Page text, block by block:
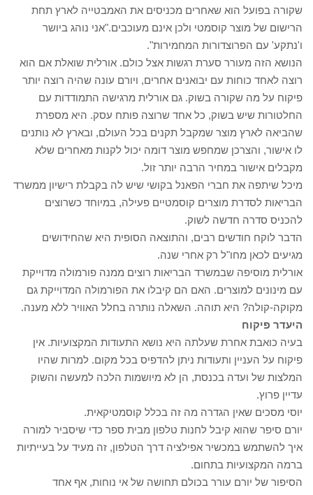
שקורה בפועל הוא שאחרים מכניסים את האמבטייה לארץ תחת
הרישום של מוצר קוסמטי ולכן אינם מעוכבים."אני נוהג ביושר
ו'נתקע' עם הפרוצדורות המחמירות".
הנושא הזה מעורר סערת רגשות אצל כולם. אורלית שואלת אם הוא
רוצה לאחד כוחות עם יבואנים אחרים, ויורם עונה שהיה רוצה יותר
פיקוח על מה שקורה בשוק. גם אורלית מרגישה התמודדות עם
החלטורות שיש בשוק, כל אחד שרוצה פותח עסק. היא מספרת
שהביאה לארץ מוצר שמקבל תקנים בכל העולם, ובארץ לא נותנים
לו אישור, והצרכן שמחפש מוצר דומה יכול לקנות מאחרים שלא
מקבלים אישור במחיר הרבה יותר זול.
מיכל שיתפה את חברי הפאנל בקושי שיש לה בקבלת רישיון ממשרד
הבריאות לסדרת מוצרים קוסמטיים פעילה, במיוחד כשרוצים
להכניס סדרה חדשה לשוק.
הדבר לוקח חודשים רבים, והתוצאה הסופית היא שהחידושים
מגיעים לכאן מחו"ל רק אחרי שנה.
אורלית מוסיפה שבמשרד הבריאות רוצים ממנה פורמולה מדוייקת
עם מינונים למוצרים. האם הם קיבלו את הפורמולה המדוייקת גם
מקוקה-קולה? היא תוהה. השאלה נותרה בחלל האוויר ללא מענה.
היעדר פיקוח
בעיה כואבת אחרת שעלתה היא נושא התעודות המקצועיות. אין
פיקוח על העניין ותעודות ניתן להדפיס בכל מקום. למרות שהיו
המלצות של ועדה בכנסת, הן לא מיושמות הלכה למעשה והשוק
עדיין פרוץ.
יוסי מסכים שאין הגדרה מה זה בכלל קוסמטיקאית.
יורם סיפר שהוא קיבל לחנות טלפון מבית ספר כדי שיסביר למורה
איך להשתמש במכשיר אפילציה דרך הטלפון, זה מעיד על בעייתיות
ברמה המקצועיות בתחום.
הסיפור של יורם עורר בכולם תחושה של אי נוחות, אף אחד